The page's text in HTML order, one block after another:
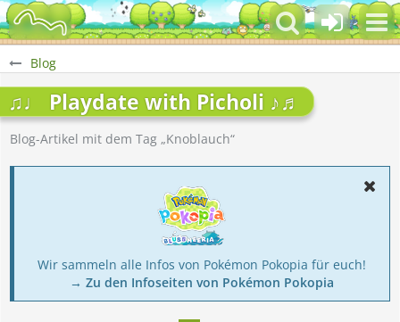
Blog
♫♩ Playdate with Picholi ♪♬
Blog-Artikel mit dem Tag „Knoblauch“
Wir sammeln alle Infos von Pokémon Pokopia für euch!
→ Zu den Infoseiten von Pokémon Pokopia